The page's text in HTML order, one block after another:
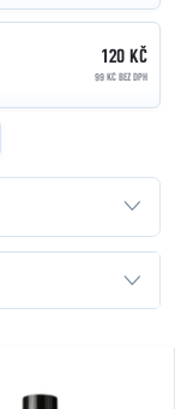
120 KČ
99 KČ BEZ DPH